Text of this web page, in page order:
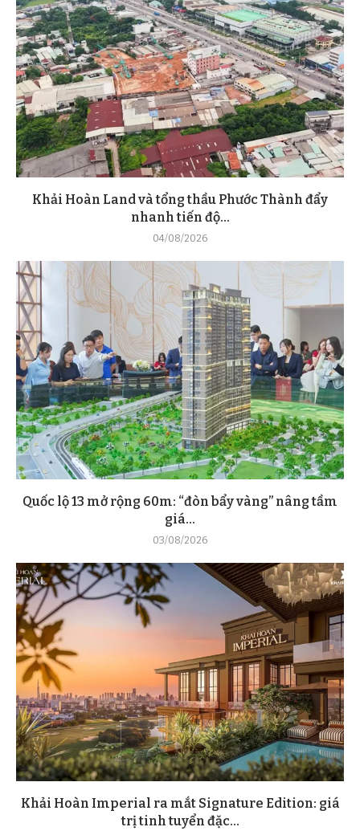
Khải Hoàn Land và tổng thầu Phước Thành đẩy
nhanh tiến độ...
04/08/2026
Quốc lộ 13 mở rộng 60m: “đòn bẩy vàng” nâng tầm
giá...
03/08/2026
Khải Hoàn Imperial ra mắt Signature Edition: giá
trị tinh tuyển đặc...